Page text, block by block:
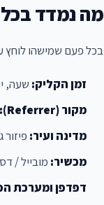
מה נמדד
בכל פעם שמישהו לוחץ
זמן הקליק: שעה,
מקור (Referrer):
מדינה ועיר: פיזור
מכשיר: מובייל /
דפדפן ומערכת